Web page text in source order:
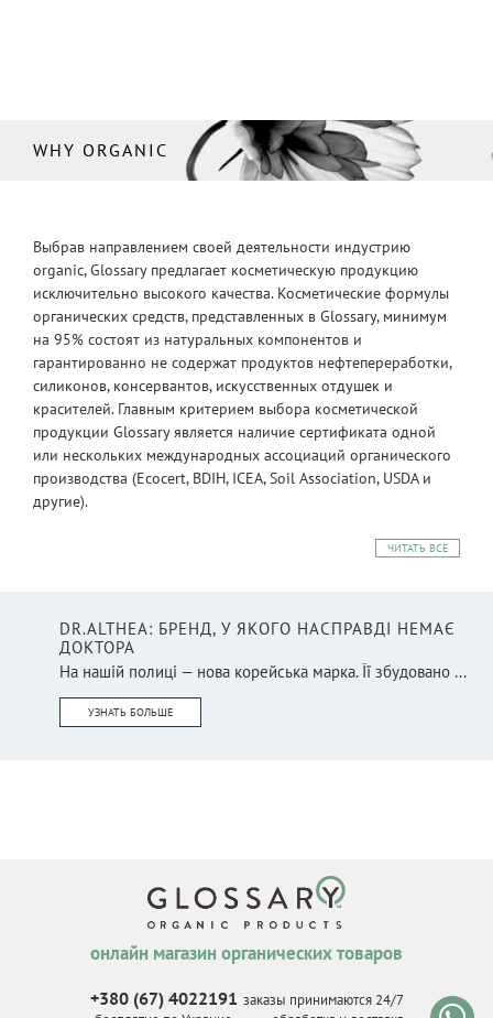
WHY ORGANIC
Выбрав направлением своей деятельности индустрию
organic, Glossary предлагает косметическую продукцию
исключительно высокого качества. Косметические формулы
органических средств, представленных в Glossary, минимум
на 95% состоят из натуральных компонентов и
гарантированно не содержат продуктов нефтепереработки,
силиконов, консервантов, искусственных отдушек и
красителей. Главным критерием выбора косметической
продукции Glossary является наличие сертификата одной
или нескольких международных ассоциаций органического
производства (Ecocert, BDIH, ICEA, Soil Association, USDA и
другие).
ЧИТАТЬ ВСЕ
DR.ALTHEA: БРЕНД, У ЯКОГО НАСПРАВДІ НЕМАЄ
ДОКТОРА
На нашій полиці — нова корейська марка. Її збудовано ...
УЗНАТЬ БОЛЬШЕ
онлайн магазин органических товаров
+380 (67) 4022191 заказы принимаются 24/7